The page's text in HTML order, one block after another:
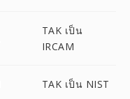
TAK เป็น
IRCAM
TAK เป็น NIST